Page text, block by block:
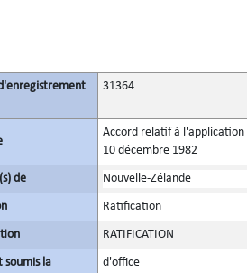
31364
Accord relatif à l'application
10 décembre 1982
de Nouvelle-Zélande
Ratification
RATIFICATION
soumis la
d'office